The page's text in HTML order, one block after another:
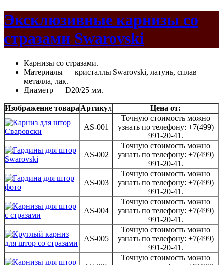
Эксклюзивные карнизы со
стразами Swarovski
Карнизы со стразами.
Материалы — кристаллы Swarovski, латунь, сплав
металла, лак.
Диаметр — D20/25 мм.
Изображение товара Артикул Цена от:
AS-001
Точную стоимость можно
узнать по телефону: +7(499)
991-20-41.
AS-002
Точную стоимость можно
узнать по телефону: +7(499)
991-20-41.
AS-003
Точную стоимость можно
узнать по телефону: +7(499)
991-20-41.
AS-004
Точную стоимость можно
узнать по телефону: +7(499)
991-20-41.
AS-005
Точную стоимость можно
узнать по телефону: +7(499)
991-20-41.
Точную стоимость можно